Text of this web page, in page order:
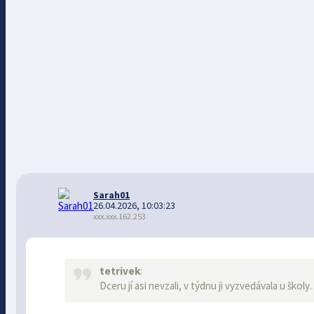
Sarah01
26.04.2026, 10:03:23
xxx.xxx.162.253
tetrivek:
Dceru jí asi nevzali, v týdnu ji vyzvedávala u